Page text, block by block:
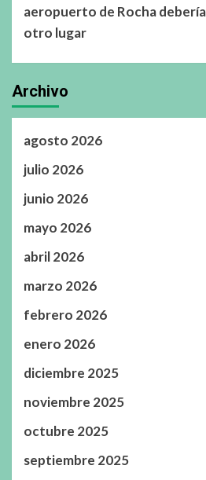
aeropuerto de Rocha
otro lugar
Archivo
agosto 2026
julio 2026
junio 2026
mayo 2026
abril 2026
marzo 2026
febrero 2026
enero 2026
diciembre 2025
noviembre 2025
octubre 2025
septiembre 2025